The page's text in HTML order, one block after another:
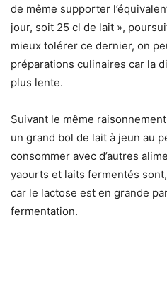
de même supporter
jour, soit 25 cl de lait »,
mieux tolérer ce dernier, on
préparations culinaires car la
plus lente.
Suivant le même
un grand bol de lait à jeun au
consommer avec d’autres
yaourts et laits fermentés
car le lactose est en grande
fermentation.